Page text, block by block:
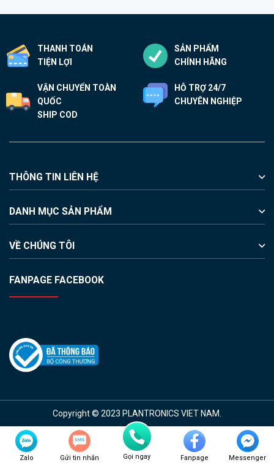
THANH TOÁN
TIỆN LỢI
SẢN PHẨM
CHÍNH HÃNG
VẬN CHUYỂN TOÀN
QUỐC
SHIP COD
HỖ TRỢ 24/7
CHUYÊN NGHIỆP
THÔNG TIN LIÊN HỆ
DANH MỤC SẢN PHẨM
VỀ CHÚNG TÔI
FANPAGE FACEBOOK
Copyright © 2023 PLANTRONICS VIET NAM.
Gọi ngay
Gửi tin nhắn Fanpage Messenger
Zalo